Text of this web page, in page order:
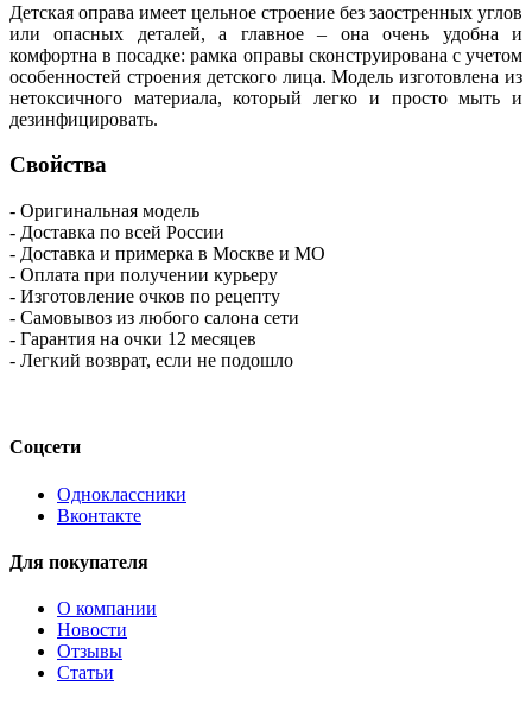
Детская оправа имеет цельное строение без заостренных углов
или опасных деталей, а главное – она очень удобна и
комфортна в посадке: рамка оправы сконструирована с учетом
особенностей строения детского лица. Модель изготовлена из
нетоксичного материала, который легко и просто мыть и
дезинфицировать.
Свойства
- Оригинальная модель
- Доставка по всей России
- Доставка и примерка в Москве и МО
- Оплата при получении курьеру
- Изготовление очков по рецепту
- Самовывоз из любого салона сети
- Гарантия на очки 12 месяцев
- Легкий возврат, если не подошло
Соцсети
Одноклассники
Вконтакте
Для покупателя
О компании
Новости
Отзывы
Статьи